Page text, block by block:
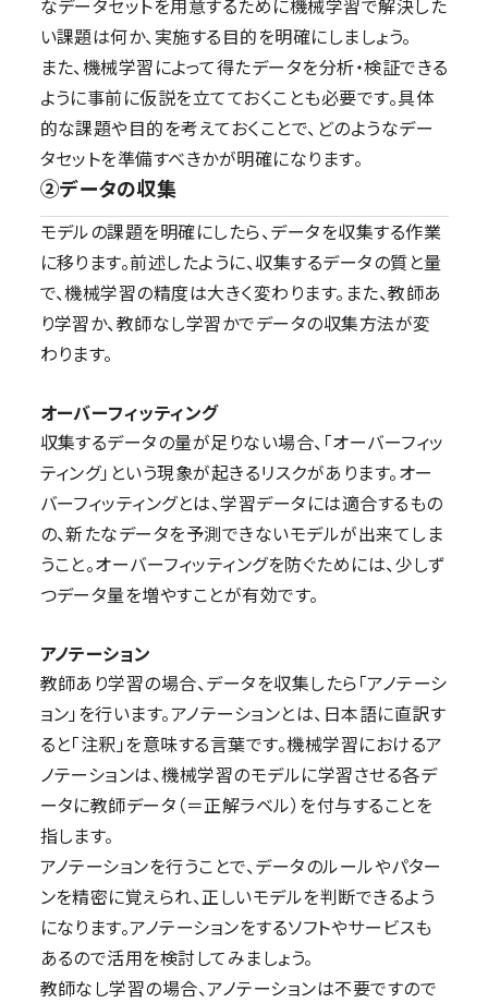
なデータセットを用意するために機械学習で解決した
い課題は何か、実施する目的を明確にしましょう。
また、機械学習によって得たデータを分析・検証できる
ように事前に仮説を立てておくことも必要です。具体
的な課題や目的を考えておくことで、どのようなデー
タセットを準備すべきかが明確になります。
②データの収集
モデルの課題を明確にしたら、データを収集する作業
に移ります。前述したように、収集するデータの質と量
で、機械学習の精度は大きく変わります。また、教師あ
り学習か、教師なし学習かでデータの収集方法が変
わります。
オーバーフィッティング
収集するデータの量が足りない場合、「オーバーフィッ
ティング」という現象が起きるリスクがあります。オー
バーフィッティングとは、学習データには適合するもの
の、新たなデータを予測できないモデルが出来てしま
うこと。オーバーフィッティングを防ぐためには、少しず
つデータ量を増やすことが有効です。
アノテーション
教師あり学習の場合、データを収集したら「アノテーシ
ョン」を行います。アノテーションとは、日本語に直訳す
ると「注釈」を意味する言葉です。機械学習におけるア
ノテーションは、機械学習のモデルに学習させる各デ
ータに教師データ（＝正解ラベル）を付与することを
指します。
アノテーションを行うことで、データのルールやパター
ンを精密に覚えられ、正しいモデルを判断できるよう
になります。アノテーションをするソフトやサービスも
あるので活用を検討してみましょう。
教師なし学習の場合、アノテーションは不要ですので